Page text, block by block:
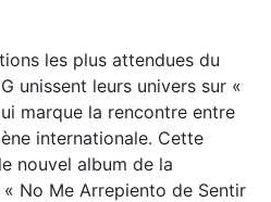
les plus attendues du
unissent leurs univers sur «
marque la rencontre entre
internationale. Cette
nouvel album de la
No Me Arrepiento de Sentir